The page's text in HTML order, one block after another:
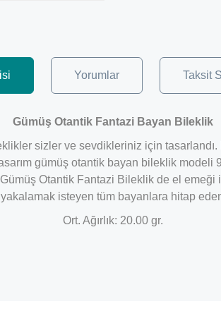
Yorumlar Taksit
Gümüş Otantik Fantazi Bayan Bileklik
sizler ve sevdikleriniz için
gümüş otantik bayan bileklik
Otantik Fantazi Bileklik de el
isteyen tüm bayanlara hitap
Ort. Ağırlık: 20.00 gr.